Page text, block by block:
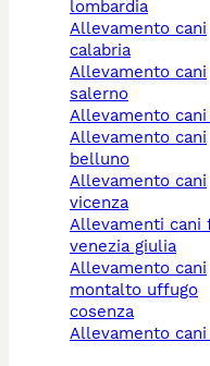
lombardia
allevamento cani
calabria
allevamento cani
salerno
allevamento
allevamento cani
belluno
allevamento cani
vicenza
allevamenti cani friuli
venezia giulia
allevamento cani
montalto uffugo
cosenza
allevamento